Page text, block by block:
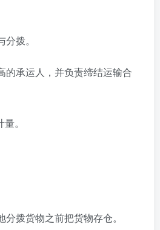
拨。
的承运人，并负责缔结运输合
。
分拨货物之前把货物存仓。